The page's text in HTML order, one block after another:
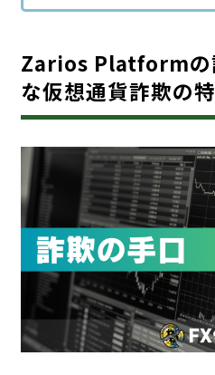
Zarios Platformの
な仮想通貨詐欺の